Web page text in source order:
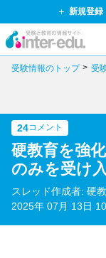
新規登録
受験情報のトップ 受
24コメント
硬教育を強
のみを受け
スレッド作成者: 硬
2025年 07月 13日